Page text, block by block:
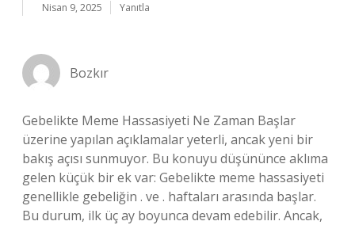
Nisan 9, 2025 Yanıtla
Bozkır
Gebelikte Meme Hassasiyeti Ne Zaman Başlar
üzerine yapılan açıklamalar yeterli, ancak yeni bir
bakış açısı sunmuyor. Bu konuyu düşününce aklıma
gelen küçük bir ek var: Gebelikte meme hassasiyeti
genellikle gebeliğin . ve . haftaları arasında başlar.
Bu durum, ilk üç ay boyunca devam edebilir. Ancak,